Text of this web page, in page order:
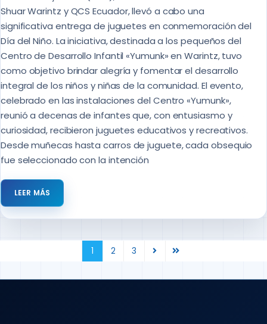
Shuar Warintz y QCS Ecuador, llevó a cabo una
significativa entrega de juguetes en conmemoración del
Día del Niño. La iniciativa, destinada a los pequeños del
Centro de Desarrollo Infantil «Yumunk» en Warintz, tuvo
como objetivo brindar alegría y fomentar el desarrollo
integral de los niños y niñas de la comunidad. El evento,
celebrado en las instalaciones del Centro «Yumunk»,
reunió a decenas de infantes que, con entusiasmo y
curiosidad, recibieron juguetes educativos y recreativos.
Desde muñecas hasta carros de juguete, cada obsequio
fue seleccionado con la intención
LEER MÁS
1 2 3